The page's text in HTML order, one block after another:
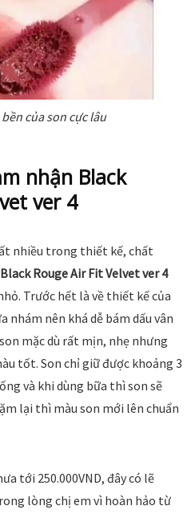
của son cực lâu
nhận Black
ver 4
nhiều trong thiết kế, chất
Black Rouge Air Fit Velvet ver 4
Trước hết là về thiết kế của
nhám nên khá dễ bám dấu vân
mặc dù rất mịn, nhẹ nhưng
tốt. Son chỉ giữ được khoảng 3
và khi dùng bữa thì son sẽ
lại thì màu son mới lên chuẩn
tới 250.000VND, đây có lẽ
lòng chị em vì hoàn hảo từ